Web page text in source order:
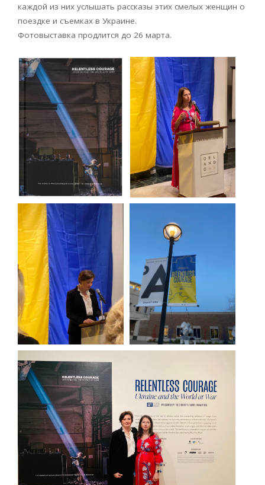
каждой из них услышать рассказы этих смелых женщин о
поездке и съемках в Украине.
Фотовыставка продлится до 26 марта.